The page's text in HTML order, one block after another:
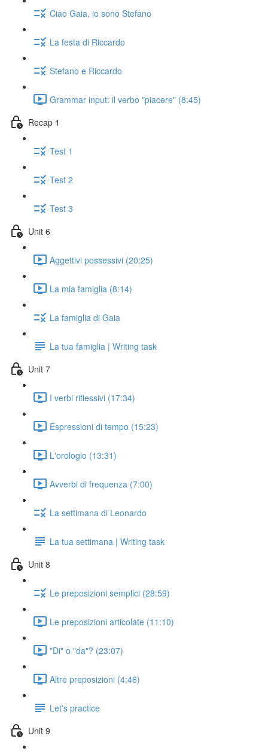
Ciao Gaia, io sono Stefano
La festa di Riccardo
Stefano e Riccardo
Grammar input: il verbo "piacere" (8:45)
Recap 1
Test 1
Test 2
Test 3
Unit 6
Aggettivi possessivi (20:25)
La mia famiglia (8:14)
La famiglia di Gaia
La tua famiglia | Writing task
Unit 7
I verbi riflessivi (17:34)
Espressioni di tempo (15:23)
L'orologio (13:31)
Avverbi di frequenza (7:00)
La settimana di Leonardo
La tua settimana | Writing task
Unit 8
Le preposizioni semplici (28:59)
Le preposizioni articolate (11:10)
"Di" o "da"? (23:07)
Altre preposizioni (4:46)
Let's practice
Unit 9